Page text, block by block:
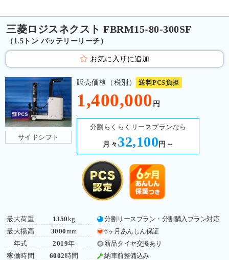
三菱ロジスネクスト FBRM15-80-300SF
（1.5トン バッテリーリーチ）
お気に入りに追加
サイドシフト
販売価格（税別） 送料PCS負担
1,400,000 円
分割らくらくリースプランなら
月々 32,100 円～
最大荷重
最大揚高
年式
稼働時間
1350kg
3000mm
2019年
6002 時間
分割リースプラン・分割購入プラン対応
6ヶ月あんしん保証
新品タイヤ交換あり
納車前整備込み